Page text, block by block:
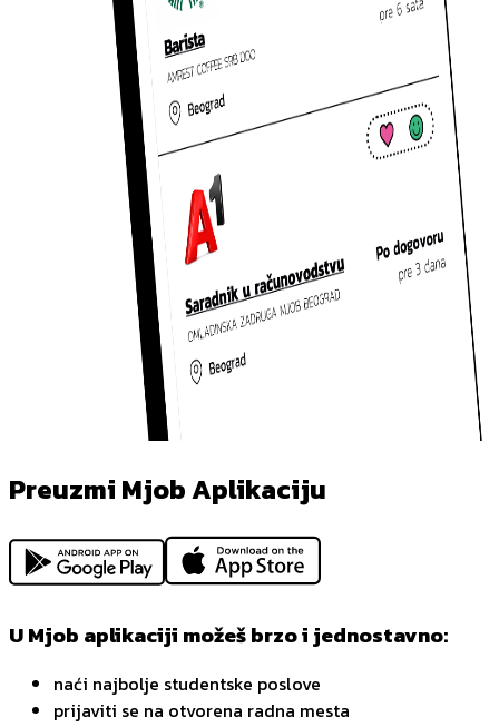
Preuzmi Mjob Aplikaciju
U Mjob aplikaciji možeš brzo i jednostavno:
naći najbolje studentske poslove
prijaviti se na otvorena radna mesta